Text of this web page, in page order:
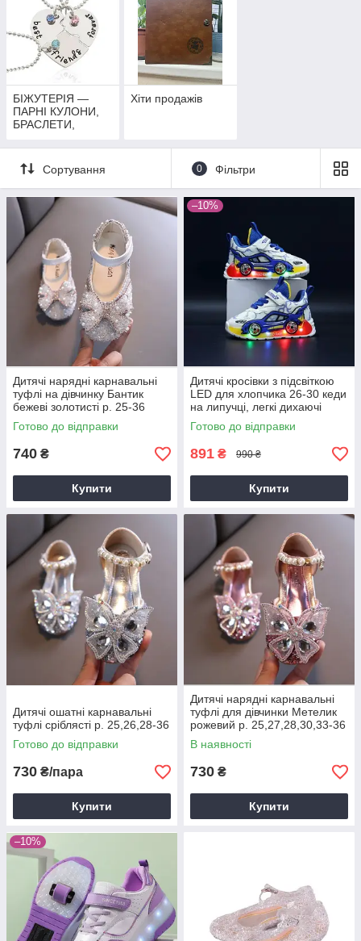
БІЖУТЕРІЯ —
ПАРНІ КУЛОНИ,
БРАСЛЕТИ,
Хіти продажів
Сортування 0 Фільтри
Дитячі нарядні карнавальні
туфлі на дівчинку Бантик
бежеві золотисті р. 25-36
Готово до відправки
740 ₴
Купити
–10%
Дитячі кросівки з підсвіткою
LED для хлопчика 26-30 кеди
на липучці, легкі дихаючі
кросівки з колесами дизайн
авто
Готово до відправки
891 ₴ 990 ₴
Купити
Дитячі ошатні карнавальні
туфлі сріблясті р. 25,26,28-36
Готово до відправки
730 ₴/пара
Купити
Дитячі нарядні карнавальні
туфлі для дівчинки Метелик
рожевий р. 25,27,28,30,33-36
В наявності
730 ₴
Купити
–10%